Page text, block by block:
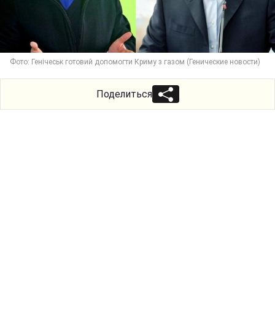
Фото: Генічеськ готовий допомогти Криму з газом (Генические новости)
Поделиться